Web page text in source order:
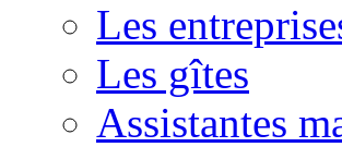
Les
Les gîtes
Assistantes